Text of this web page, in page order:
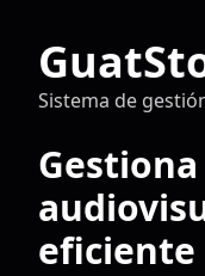
Sistema de
eficiente